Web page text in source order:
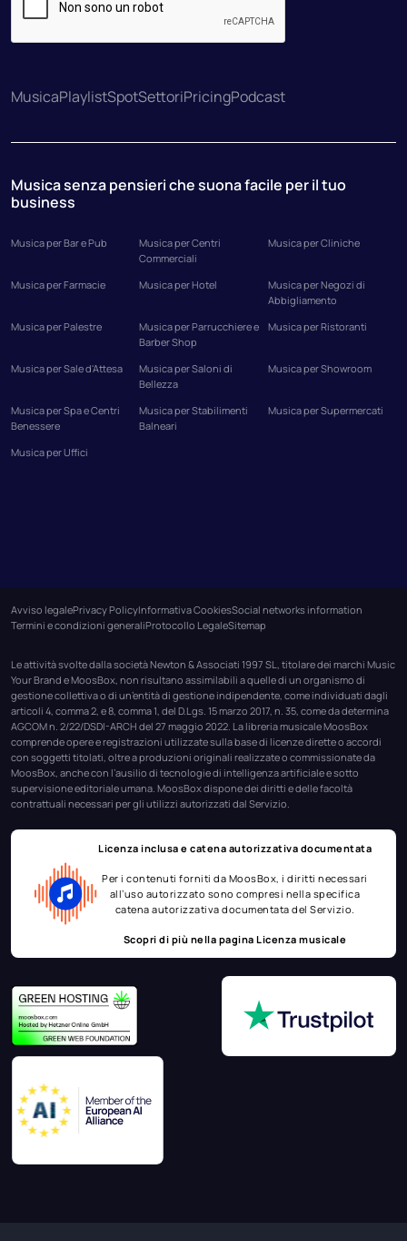
MusicaPlaylistSpotSettoriPricingPodcast
Musica senza pensieri che suona facile per il tuo
business
Musica per Bar e Pub
Musica per Centri
Commerciali
Musica per Cliniche
Musica per Farmacie Musica per Hotel
Musica per Negozi di
Abbigliamento
Musica per Palestre
Musica per Parrucchiere e
Barber Shop
Musica per Ristoranti
Musica per Sale d'Attesa
Musica per Saloni di
Bellezza
Musica per Showroom
Musica per Spa e Centri
Benessere
Musica per Stabilimenti
Balneari
Musica per Supermercati
Musica per Uffici
Avviso legalePrivacy PolicyInformativa CookiesSocial networks information
Termini e condizioni generaliProtocollo LegaleSitemap
Le attività svolte dalla società Newton & Associati 1997 SL, titolare dei marchi Music
Your Brand e MoosBox, non risultano assimilabili a quelle di un organismo di
gestione collettiva o di un’entità di gestione indipendente, come individuati dagli
articoli 4, comma 2, e 8, comma 1, del D.Lgs. 15 marzo 2017, n. 35, come da determina
AGCOM n. 2/22/DSDI-ARCH del 27 maggio 2022. La libreria musicale MoosBox
comprende opere e registrazioni utilizzate sulla base di licenze dirette o accordi
con soggetti titolati, oltre a produzioni originali realizzate o commissionate da
MoosBox, anche con l’ausilio di tecnologie di intelligenza artificiale e sotto
supervisione editoriale umana. MoosBox dispone dei diritti e delle facoltà
contrattuali necessari per gli utilizzi autorizzati dal Servizio.
Licenza inclusa e catena autorizzativa documentata
Per i contenuti forniti da MoosBox, i diritti necessari
all’uso autorizzato sono compresi nella specifica
catena autorizzativa documentata del Servizio.
Scopri di più nella paginaLicenza musicale